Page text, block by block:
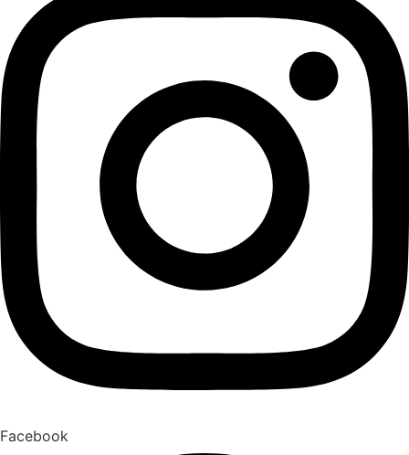
Facebook